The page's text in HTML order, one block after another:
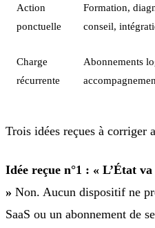
Action
ponctuelle
Formation,
conseil,
Charge
récurrente
Abonnements
Trois idées reçues à corriger
Idée reçue n°1 : « L’État
» Non. Aucun dispositif ne
SaaS ou un abonnement de